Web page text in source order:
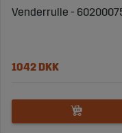
Venderrulle -
1042 DKK